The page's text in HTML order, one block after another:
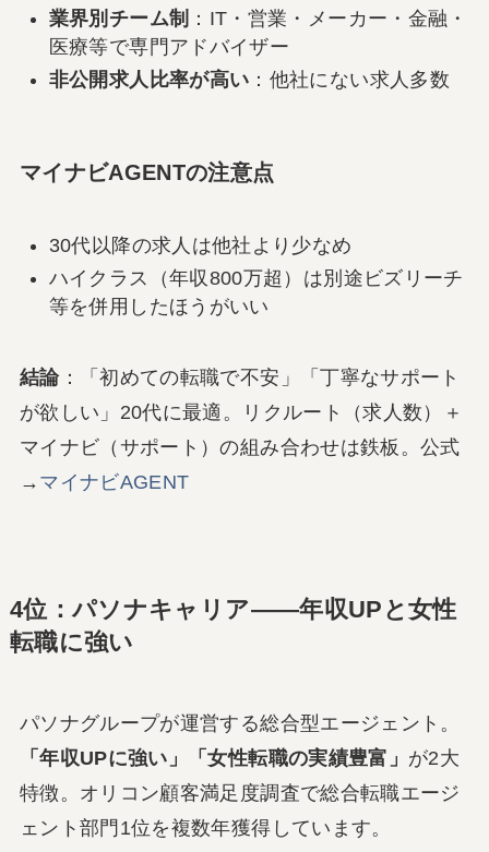
業界別チーム制 ：IT・営業・メーカー・金融・
医療等で専門アドバイザー
非公開求人比率が高い ：他社にない求人多数
マイナビAGENTの注意点
30代以降の求人は他社より少なめ
ハイクラス（年収800万超）は別途ビズリーチ
等を併用したほうがいい
結論：「初めての転職で不安」「丁寧なサポート
が欲しい」20代に最適。リクルート（求人数）＋
マイナビ（サポート）の組み合わせは鉄板。公式
→ マイナビAGENT
4位：パソナキャリア――年収UPと女性
転職に強い
パソナグループが運営する総合型エージェント。
「年収UPに強い」「女性転職の実績豊富」 が2大
特徴。オリコン顧客満足度調査で総合転職エージ
ェント部門1位を複数年獲得しています。